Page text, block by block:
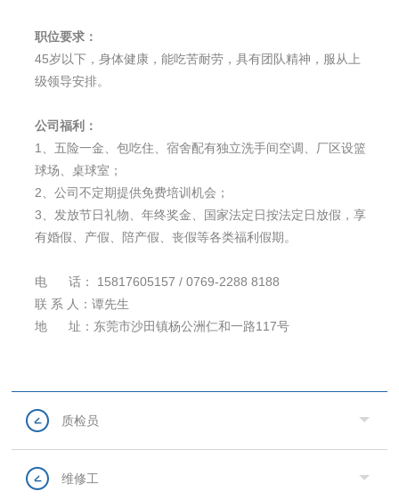
职位要求：
45岁以下，身体健康，能吃苦耐劳，具有团队精神，服从上
级领导安排。
公司福利：
1、五险一金、包吃住、宿舍配有独立洗手间空调、厂区设篮
球场、桌球室；
2、公司不定期提供免费培训机会；
3、发放节日礼物、年终奖金、国家法定日按法定日放假，享
有婚假、产假、陪产假、丧假等各类福利假期。
电 话： 15817605157 / 0769-2288 8188
联 系 人：谭先生
地 址：东莞市沙田镇杨公洲仁和一路117号
质检员
维修工